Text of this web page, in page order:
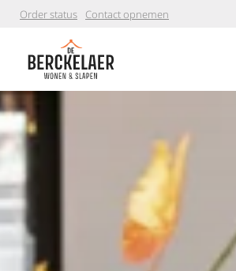
Order status Contact opnemen